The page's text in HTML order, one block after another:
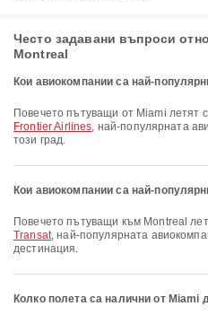
Често задавани въпроси
Montreal
Кои авиокомпании са най-
Повечето пътуващи от Miami летят с
Frontier Airlines, най-популярната
този град.
Кои авиокомпании са най-
Повечето пътуващи към Montreal
Transat, най-популярната
дестинация.
Колко полета са налични от Miami